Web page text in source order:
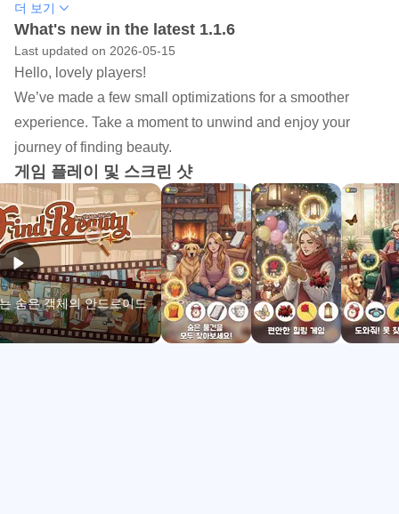
아름답고 우아한 여성들이 등장하는 아름다운 그래픽을 클
릭하며 아름다움 테마 세계에 들어가세요. 매력적이고 아름
다운 여성 하나하나가 탐정 게임을 예술적인 여정으로 바꿉
니다!
🧠 마음을 날카롭게 하세요
최고의 무료 스파이 게임을 플레이하면 두뇌를 훈련하고 아
이템을 찾는 데 집중할 수 있습니다. 방 안에서 단서를 찾으
면서 정신적으로 활동적이고 IQ 테스트를 받는 재미있고 기
분 좋은 방법입니다!
👁️ 눈 훈련하기
새로운 보물찾기 미스터리 게임이며 시력을 향상시키는 흥
미로운 여정입니다. 연습을 통해 시력이 향상되어 차이점을
발견하고, 작은 세부사항을 알아채고, 숨겨진 단어를 밝혀낼
더 보기
What's new in the latest 1.1.6
Last updated on 2026-05-15
Hello, lovely players!
We’ve made a few small optimizations for a smoother
experience. Take a moment to unwind and enjoy your
journey of finding beauty.
게임 플레이 및 스크린 샷
숨은 객체의 안드로이드